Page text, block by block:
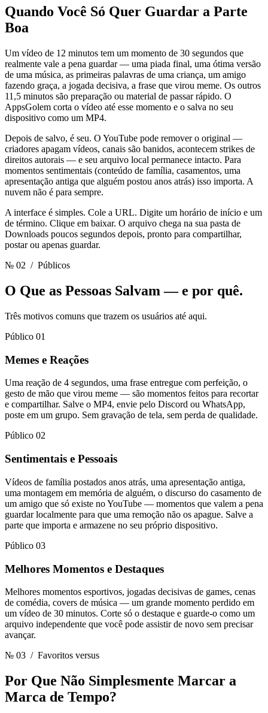
Quando Você Só Quer Guardar a Parte
Boa
Um vídeo de 12 minutos tem um momento de 30 segundos que
realmente vale a pena guardar — uma piada final, uma ótima versão
de uma música, as primeiras palavras de uma criança, um amigo
fazendo graça, a jogada decisiva, a frase que virou meme. Os outros
11,5 minutos são preparação ou material de passar rápido. O
AppsGolem corta o vídeo até esse momento e o salva no seu
dispositivo como um MP4.
Depois de salvo, é seu. O YouTube pode remover o original —
criadores apagam vídeos, canais são banidos, acontecem strikes de
direitos autorais — e seu arquivo local permanece intacto. Para
momentos sentimentais (conteúdo de família, casamentos, uma
apresentação antiga que alguém postou anos atrás) isso importa. A
nuvem não é para sempre.
A interface é simples. Cole a URL. Digite um horário de início e um
de término. Clique em baixar. O arquivo chega na sua pasta de
Downloads poucos segundos depois, pronto para compartilhar,
postar ou apenas guardar.
№ 02 / Públicos
O Que as Pessoas Salvam— e por quê.
Três motivos comuns que trazem os usuários até aqui.
Público 01
Memes e Reações
Uma reação de 4 segundos, uma frase entregue com perfeição, o
gesto de mão que virou meme — são momentos feitos para recortar
e compartilhar. Salve o MP4, envie pelo Discord ou WhatsApp,
poste em um grupo. Sem gravação de tela, sem perda de qualidade.
Público 02
Sentimentais e Pessoais
Vídeos de família postados anos atrás, uma apresentação antiga,
uma montagem em memória de alguém, o discurso do casamento de
um amigo que só existe no YouTube — momentos que valem a pena
guardar localmente para que uma remoção não os apague. Salve a
parte que importa e armazene no seu próprio dispositivo.
Público 03
Melhores Momentos e Destaques
Melhores momentos esportivos, jogadas decisivas de games, cenas
de comédia, covers de música — um grande momento perdido em
um vídeo de 30 minutos. Corte só o destaque e guarde-o como um
arquivo independente que você pode assistir de novo sem precisar
avançar.
№ 03 / Favoritos versus
Por Que Não Simplesmente Marcar a
Marca de Tempo?